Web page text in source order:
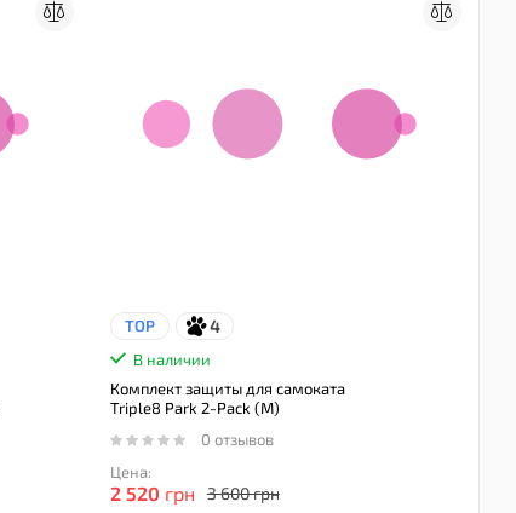
TOP 4
В наличии
Комплект защиты для самоката
Triple8 Park 2-Pack (M)
0 отзывов
Цена:
2 520 грн 3 600 грн